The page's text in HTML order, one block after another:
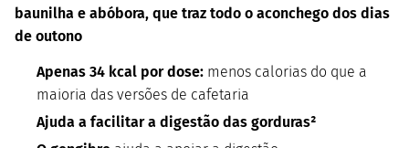
baunilha e abóbora, que traz todo o aconchego dos dias
de outono
Apenas 34 kcal por dose: menos calorias do que a
maioria das versões de cafetaria
Ajuda a facilitar a digestão das gorduras²